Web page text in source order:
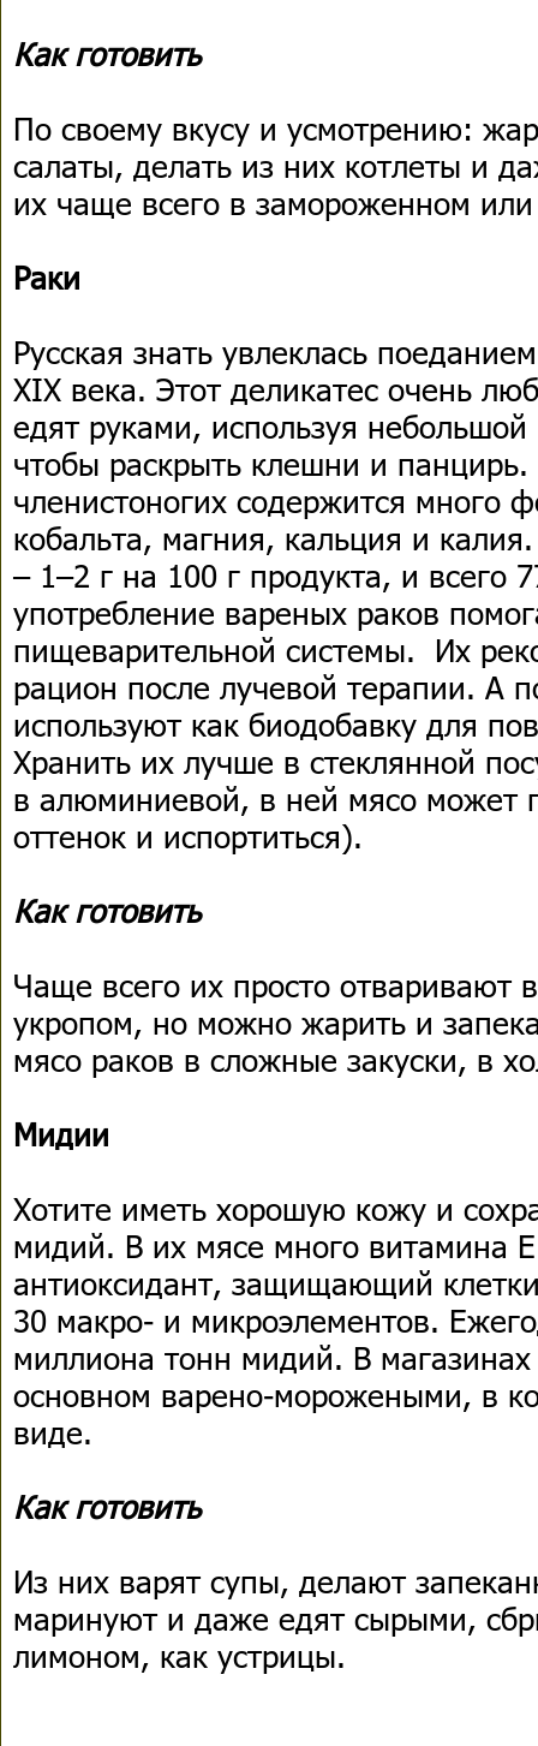
Как готовить
По своему вкусу и усмотрению:
салаты, делать из них котлеты и
их чаще всего в замороженном
Раки
Русская знать увлеклась
XIX века. Этот деликатес очень
едят руками, используя
чтобы раскрыть клешни и панцирь.
членистоногих содержится много
кобальта, магния, кальция и
– 1–2 г на 100 г продукта, и всего
употребление вареных раков
пищеварительной системы. Их
рацион после лучевой терапии. А
используют как биодобавку для
Хранить их лучше в стеклянной
в алюминиевой, в ней мясо может
оттенок и испортиться).
Как готовить
Чаще всего их просто отваривают
укропом, но можно жарить и
мясо раков в сложные закуски, в
Мидии
Хотите иметь хорошую кожу и
мидий. В их мясе много витамина
антиоксидант, защищающий
30 макро- и микроэлементов.
миллиона тонн мидий. В
основном варено-морожеными, в
виде.
Как готовить
Из них варят супы, делают
маринуют и даже едят сырыми,
лимоном, как устрицы.